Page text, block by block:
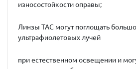
износостойкости оправы;
Линзы TAC могут поглощать
ультрафиолетовых лучей
при естественном освещении и